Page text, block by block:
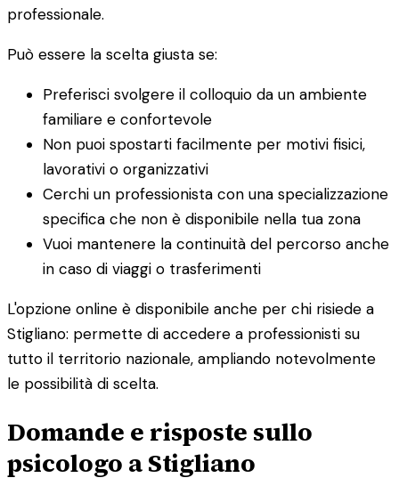
professionale.
Può essere la scelta giusta se:
Preferisci svolgere il colloquio da un ambiente
familiare e confortevole
Non puoi spostarti facilmente per motivi fisici,
lavorativi o organizzativi
Cerchi un professionista con una specializzazione
specifica che non è disponibile nella tua zona
Vuoi mantenere la continuità del percorso anche
in caso di viaggi o trasferimenti
L'opzione online è disponibile anche per chi risiede a
Stigliano: permette di accedere a professionisti su
tutto il territorio nazionale, ampliando notevolmente
le possibilità di scelta.
Domande e risposte sullo
psicologo a Stigliano